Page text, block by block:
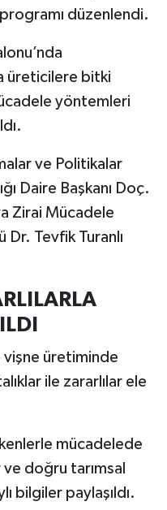
düzenlendi.
üreticilere bitki
yöntemleri
ve Politikalar
Daire Başkanı Doç.
Zirai Mücadele
Tevfik Turanlı
vişne üretiminde
ile zararlılar ele
mücadelede
doğru tarımsal
bilgiler paylaşıldı.